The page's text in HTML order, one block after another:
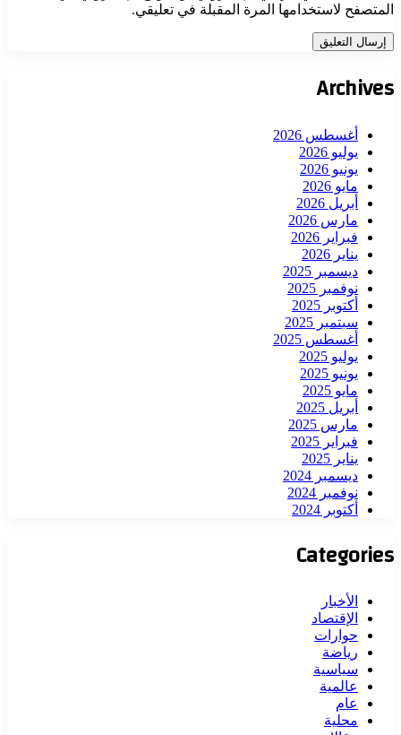
المتصفح لاستخدامها المرة المقبلة في تعليقي.
Archives
أغسطس 2026
يوليو 2026
يونيو 2026
مايو 2026
أبريل 2026
مارس 2026
فبراير 2026
يناير 2026
ديسمبر 2025
نوفمبر 2025
أكتوبر 2025
سبتمبر 2025
أغسطس 2025
يوليو 2025
يونيو 2025
مايو 2025
أبريل 2025
مارس 2025
فبراير 2025
يناير 2025
ديسمبر 2024
نوفمبر 2024
أكتوبر 2024
Categories
الأخبار
الإقتصاد
حوارات
رياضة
سياسية
عالمية
عام
محلية